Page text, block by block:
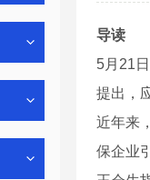
导读
5月21
提出，
近年来
保企业